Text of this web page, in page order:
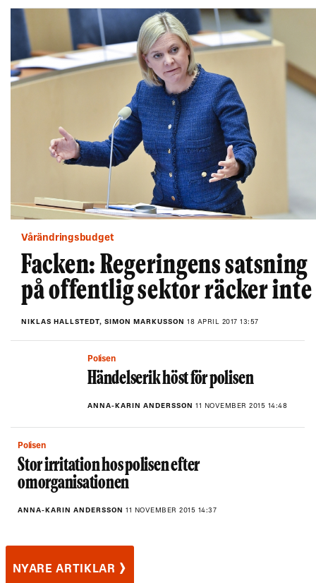
Vårändringsbudget
Facken: Regeringens satsning
på offentlig sektor räcker inte
NIKLAS HALLSTEDT, SIMON MARKUSSON 18 APRIL 2017 13:57
Polisen
Händelserik höst för polisen
ANNA-KARIN ANDERSSON 11 NOVEMBER 2015 14:48
Polisen
Stor irritation hos polisen efter
omorganisationen
ANNA-KARIN ANDERSSON 11 NOVEMBER 2015 14:37
NYARE ARTIKLAR ›